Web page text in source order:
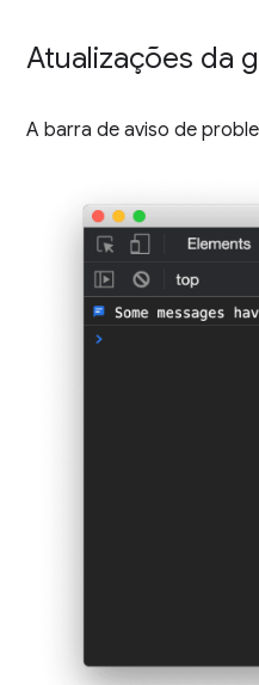
Atualizações da
A barra de aviso de